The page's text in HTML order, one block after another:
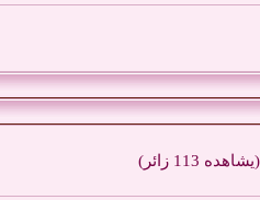
(يشاهده 113 زائر)